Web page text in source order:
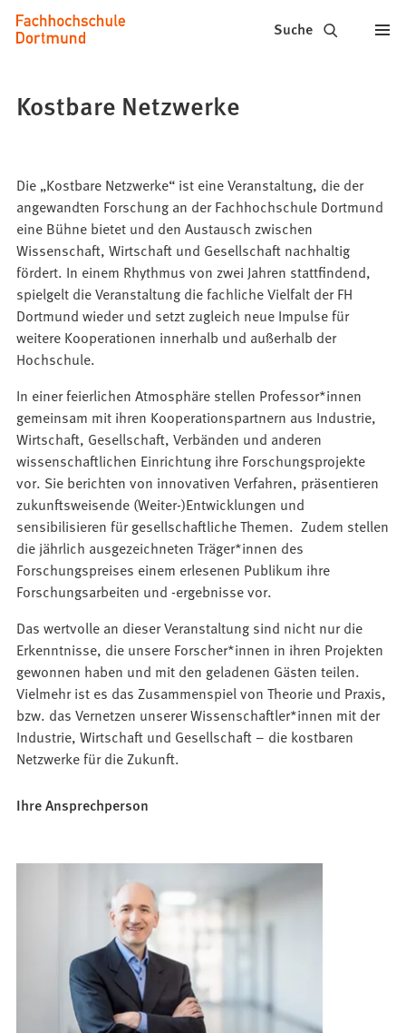
Inhalt anspringen
Fachhochschule
Dortmund
Studium,
Bewerbung
Suche
Kostbare Netzwerke
Die „Kostbare Netzwerke“ ist eine Veranstaltung, die der
angewandten Forschung an der Fachhochschule Dortmund
eine Bühne bietet und den Austausch zwischen
Wissenschaft, Wirtschaft und Gesellschaft nachhaltig
fördert. In einem Rhythmus von zwei Jahren stattfindend,
spielgelt die Veranstaltung die fachliche Vielfalt der FH
Dortmund wieder und setzt zugleich neue Impulse für
weitere Kooperationen innerhalb und außerhalb der
Hochschule.
In einer feierlichen Atmosphäre stellen Professor*innen
gemeinsam mit ihren Kooperationspartnern aus Industrie,
Wirtschaft, Gesellschaft, Verbänden und anderen
wissenschaftlichen Einrichtung ihre Forschungsprojekte
vor. Sie berichten von innovativen Verfahren, präsentieren
zukunftsweisende (Weiter-)Entwicklungen und
sensibilisieren für gesellschaftliche Themen. Zudem stellen
die jährlich ausgezeichneten Träger*innen des
Forschungspreises einem erlesenen Publikum ihre
Forschungsarbeiten und -ergebnisse vor.
Das wertvolle an dieser Veranstaltung sind nicht nur die
Erkenntnisse, die unsere Forscher*innen in ihren Projekten
gewonnen haben und mit den geladenen Gästen teilen.
Vielmehr ist es das Zusammenspiel von Theorie und Praxis,
bzw. das Vernetzen unserer Wissenschaftler*innen mit der
Industrie, Wirtschaft und Gesellschaft – die kostbaren
Netzwerke für die Zukunft.
Ihre Ansprechperson